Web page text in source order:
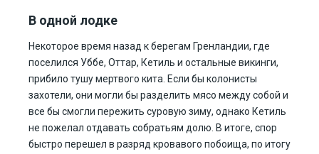
В одной лодке
Некоторое время назад к берегам Гренландии, где
поселился Уббе, Оттар, Кетиль и остальные викинги,
прибило тушу мертвого кита. Если бы колонисты
захотели, они могли бы разделить мясо между собой и
все бы смогли пережить суровую зиму, однако Кетиль
не пожелал отдавать собратьям долю. В итоге, спор
быстро перешел в разряд кровавого побоища, по итогу